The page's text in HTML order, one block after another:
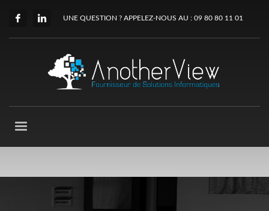
UNE QUESTION ? APPELEZ-NOUS AU : 09 80 80 11 01